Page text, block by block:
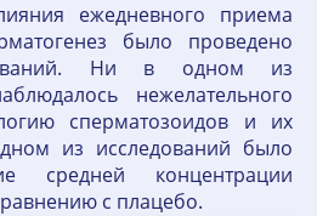
ежедневного приема
было проведено
Ни в одном из
нежелательного
сперматозоидов и их
из исследований было
средней концентрации
с плацебо.